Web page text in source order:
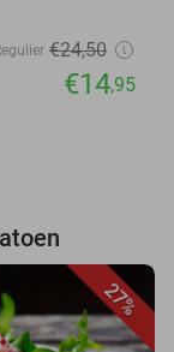
€24,50
€14,95
27%